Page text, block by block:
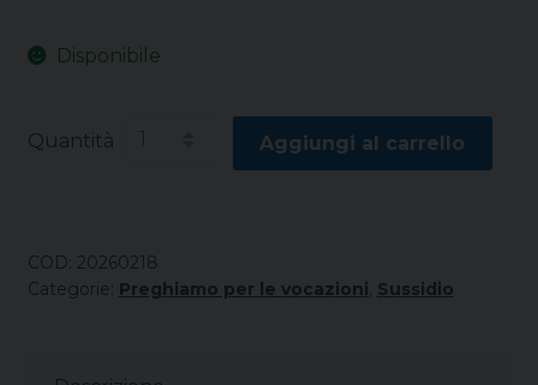
Disponibile
Quantità Aggiungi al carrello
COD: 20260218
Categorie: Preghiamo per le vocazioni , Sussidio